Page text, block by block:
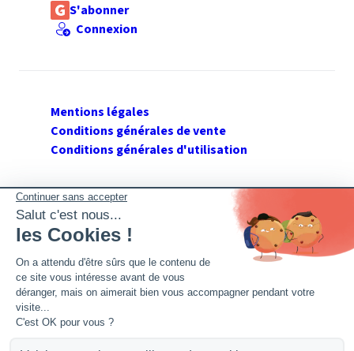
S'abonner
Connexion
Mentions légales
Conditions générales de vente
Conditions générales d'utilisation
SUIVEZ GERANT DE SARL
Twitter
Facebook